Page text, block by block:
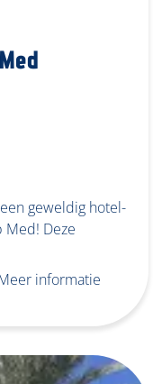
geweldig hotel-
Med! Deze
informatie